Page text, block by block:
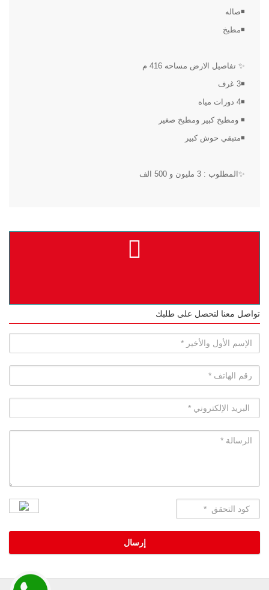
◾صاله
◾مطبخ
✨ تفاصيل الارض مساحه 416 م
◾3 غرف
◾4 دورات مياه
◾ ومطبخ كبير ومطبخ صغير
◾متبقي حوش كبير
✨المطلوب : 3 مليون و 500 الف
تواصل معنا لتحصل على طلبك